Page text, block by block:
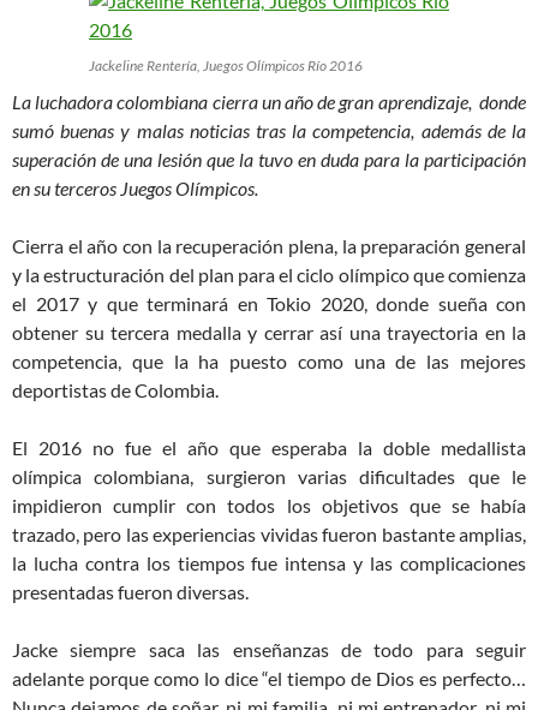
Jackeline Rentería, Juegos Olímpicos Río 2016
La luchadora colombiana cierra un año de gran aprendizaje, donde
sumó buenas y malas noticias tras la competencia, además de la
superación de una lesión que la tuvo en duda para la participación
en su terceros Juegos Olímpicos.
Cierra el año con la recuperación plena, la preparación general
y la estructuración del plan para el ciclo olímpico que comienza
el 2017 y que terminará en Tokio 2020, donde sueña con
obtener su tercera medalla y cerrar así una trayectoria en la
competencia, que la ha puesto como una de las mejores
deportistas de Colombia.
El 2016 no fue el año que esperaba la doble medallista
olímpica colombiana, surgieron varias dificultades que le
impidieron cumplir con todos los objetivos que se había
trazado, pero las experiencias vividas fueron bastante amplias,
la lucha contra los tiempos fue intensa y las complicaciones
presentadas fueron diversas.
Jacke siempre saca las enseñanzas de todo para seguir
adelante porque como lo dice “el tiempo de Dios es perfecto…